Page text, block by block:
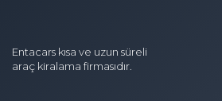
Entacars kısa ve uzun süreli
araç kiralama firmasıdır.